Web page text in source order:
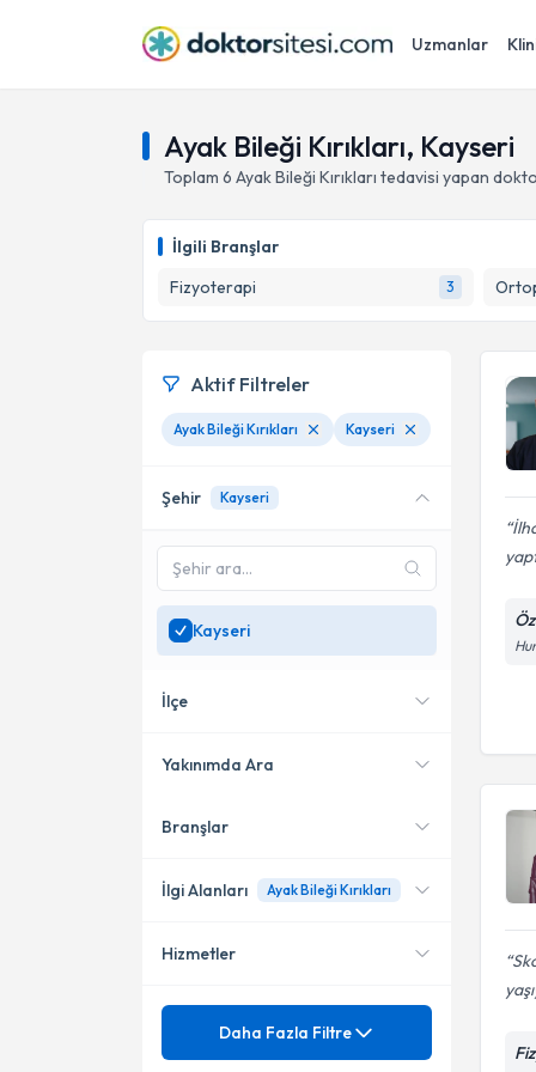
Uzmanlar
Ayak Bileği Kırıkları, Kayseri
Toplam 6 Ayak Bileği Kırıkları tedavisi yapan
İlgili Branşlar
Fizyoterapi
3
Aktif Filtreler
Ayak Bileği Kırıkları Kayseri
Şehir Kayseri
Kayseri
İlçe
Melikgazi
Kocasinan
Yakınımda Ara
Konumuma yakın uzmanları
Branşlar
Fizyoterapi
Ortopedi ve Travmatoloji
İlgi Alanları Ayak Bileği Kırıkları
Ayak Bileği Kırıkları
Hizmetler
Mezuniyet
Daha Fazla Filtre